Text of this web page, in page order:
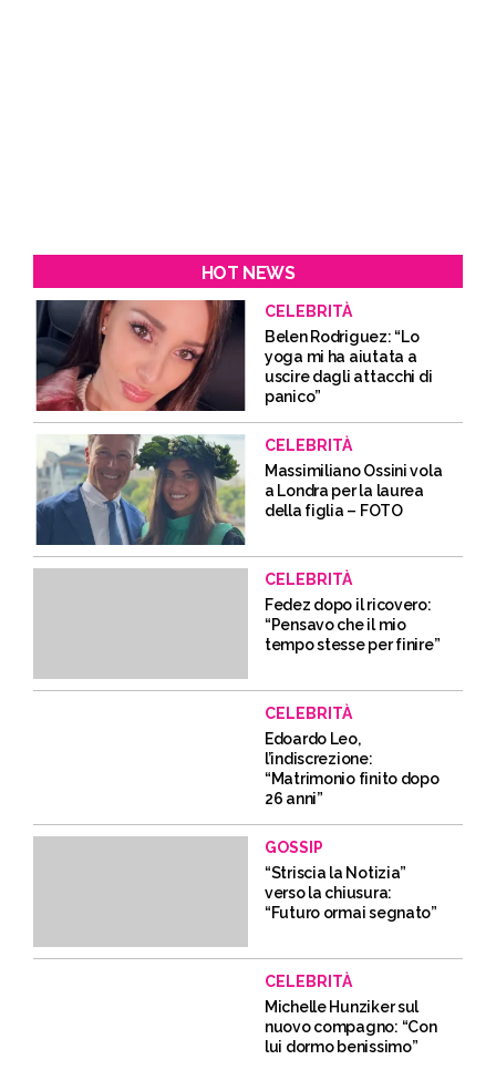
HOT NEWS
CELEBRITÀ
Belen Rodriguez: “Lo
yoga mi ha aiutata a
uscire dagli attacchi di
panico”
CELEBRITÀ
Massimiliano Ossini vola
a Londra per la laurea
della figlia – FOTO
CELEBRITÀ
Fedez dopo il ricovero:
“Pensavo che il mio
tempo stesse per finire”
CELEBRITÀ
Edoardo Leo,
l’indiscrezione:
“Matrimonio finito dopo
26 anni”
GOSSIP
“Striscia la Notizia”
verso la chiusura:
“Futuro ormai segnato”
CELEBRITÀ
Michelle Hunziker sul
nuovo compagno: “Con
lui dormo benissimo”